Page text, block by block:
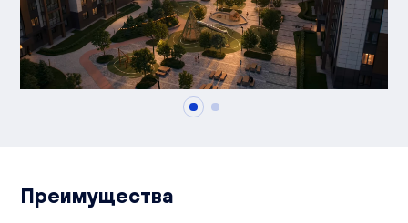
Преимущества